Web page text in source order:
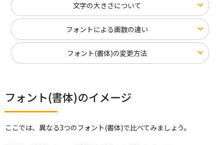
文字の大きさについて
フォントによる画数の違い
フォント(書体)の変更方法
フォント(書体)のイメージ
ここでは、異なる3つのフォント(書体)で比べてみましょう。